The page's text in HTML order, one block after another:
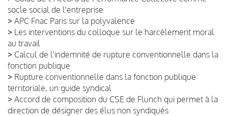
socle social de l'entreprise
> APC Fnac Paris sur la polyvalence
> Les interventions du colloque sur le harcèlement moral
au travail
> Calcul de l'indemnité de rupture conventionnelle dans la
fonction publique
> Rupture conventionnelle dans la fonction publique
territoriale, un guide syndical
> Accord de composition du CSE de Flunch qui permet à la
direction de désigner des élus non syndiqués